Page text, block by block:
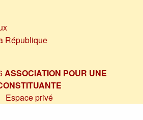
République
ASSOCIATION POUR UNE
Espace privé